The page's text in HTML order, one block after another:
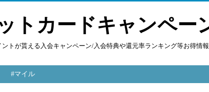
トカードキャンペー
トが貰える入会キャンペーン/入会特典や還元率ランキング等お得情
#マイル